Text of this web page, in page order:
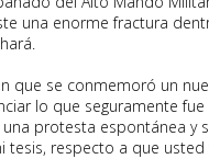
una enorme fractura
que se conmemoró un
lo que seguramente
protesta espontánea y
respecto a que